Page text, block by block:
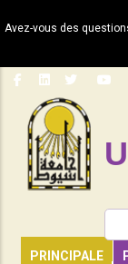
au
principal
Avez-vous des
PRINCIPALE